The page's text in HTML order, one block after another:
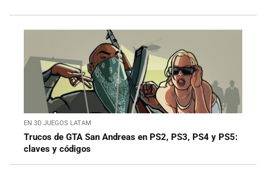
EN 3D JUEGOS LATAM
Trucos de GTA San Andreas en PS2, PS3, PS4 y PS5:
claves y códigos